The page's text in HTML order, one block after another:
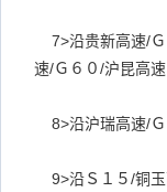
7>沿贵新高速/
速/Ｇ６０/沪昆高速
8>沿沪瑞高速/
9>沿Ｓ１５/铜